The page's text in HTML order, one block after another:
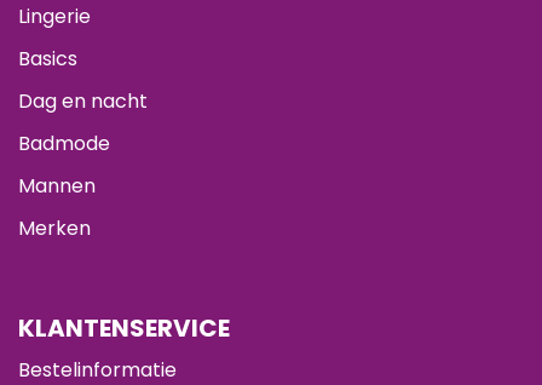
Lingerie
Basics
Dag en nacht
Badmode
Mannen
Merken
KLANTENSERVICE
Bestelinformatie